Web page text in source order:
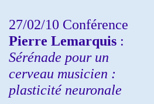
27/02/10 Conférence
Pierre Lemarquis :
Sérénade pour un
cerveau musicien :
plasticité neuronale